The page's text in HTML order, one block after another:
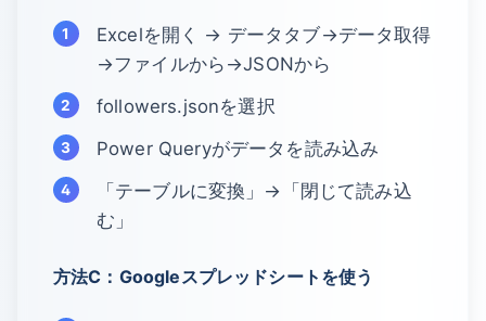
Excelを開く → データタブ→データ取得
→ファイルから→JSONから
followers.jsonを選択
Power Queryがデータを読み込み
「テーブルに変換」→「閉じて読み込
む」
方法C：Googleスプレッドシートを使う